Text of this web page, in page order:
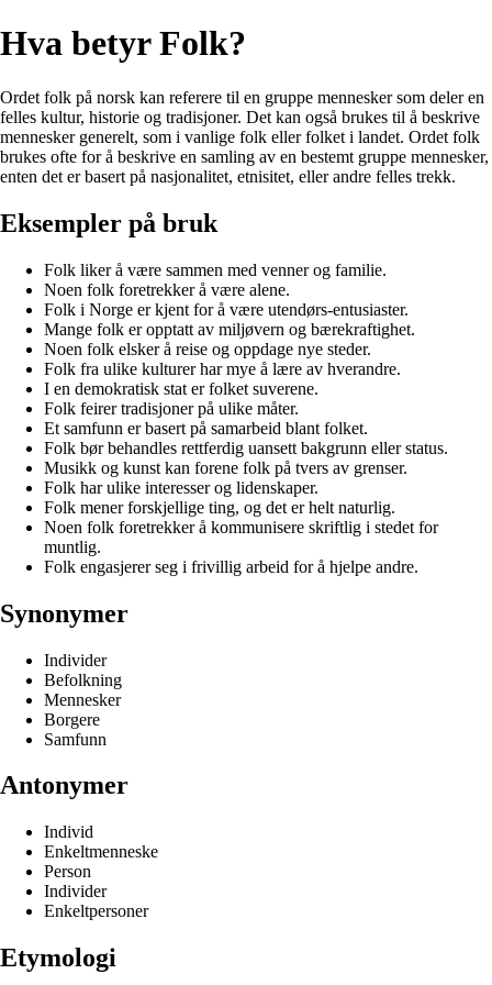
Hva betyr Folk?
Ordet folk på norsk kan referere til en gruppe mennesker som deler en
felles kultur, historie og tradisjoner. Det kan også brukes til å beskrive
mennesker generelt, som i vanlige folk eller folket i landet. Ordet folk
brukes ofte for å beskrive en samling av en bestemt gruppe mennesker,
enten det er basert på nasjonalitet, etnisitet, eller andre felles trekk.
Eksempler på bruk
Folk liker å være sammen med venner og familie.
Noen folk foretrekker å være alene.
Folk i Norge er kjent for å være utendørs-entusiaster.
Mange folk er opptatt av miljøvern og bærekraftighet.
Noen folk elsker å reise og oppdage nye steder.
Folk fra ulike kulturer har mye å lære av hverandre.
I en demokratisk stat er folket suverene.
Folk feirer tradisjoner på ulike måter.
Et samfunn er basert på samarbeid blant folket.
Folk bør behandles rettferdig uansett bakgrunn eller status.
Musikk og kunst kan forene folk på tvers av grenser.
Folk har ulike interesser og lidenskaper.
Folk mener forskjellige ting, og det er helt naturlig.
Noen folk foretrekker å kommunisere skriftlig i stedet for
muntlig.
Folk engasjerer seg i frivillig arbeid for å hjelpe andre.
Synonymer
Individer
Befolkning
Mennesker
Borgere
Samfunn
Antonymer
Individ
Enkeltmenneske
Person
Individer
Enkeltpersoner
Etymologi